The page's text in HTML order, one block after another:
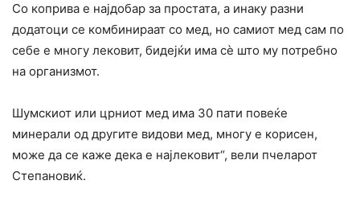
Со коприва е најдобар за простата, а инаку разни
додатоци се комбинираат со мед, но самиот мед сам по
себе е многу лековит, бидејќи има сѐ што му потребно
на организмот.
Шумскиот или црниот мед има 30 пати повеќе
минерали од другите видови мед, многу е корисен,
може да се каже дека е најлековит“, вели пчеларот
Степановиќ.